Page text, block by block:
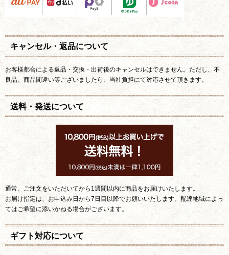
キャンセル・返品について
お客様都合による返品・交換・出荷後のキャンセルはできません。ただし、不
良品、商品間違い等ございましたら、当社負担にて対応させて頂きます。
送料・発送について
通常、ご注文をいただいてから1週間以内に商品をお届けいたします。
お届け指定は、お申込み日から7日目以降でお願いいたします。配達地域によっ
てはご希望に添いかねる場合がございます。
ギフト対応について